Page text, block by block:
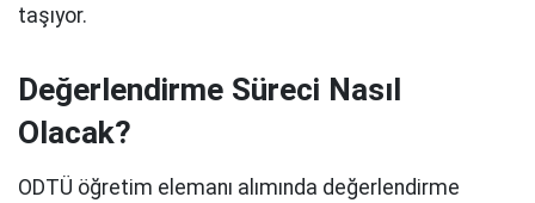
taşıyor.
Değerlendirme Süreci Nasıl
Olacak?
ODTÜ öğretim elemanı alımında değerlendirme